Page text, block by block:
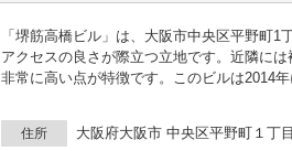
「堺筋高橋ビル」は、大阪市中央区平野町
アクセスの良さが際立つ立地です。近隣に
非常に高い点が特徴です。このビルは2014
訪れるクライアントへの良い印象を与えることでしょう。 オフィ
完備されており、快適なワーキングスペー
住所 大阪府大阪市 中央区平野町１丁